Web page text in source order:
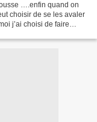
….enfin quand on
choisir de se les avaler
j’ai choisi de faire